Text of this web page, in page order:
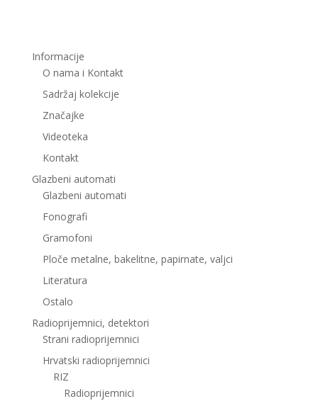
Informacije
O nama i Kontakt
Sadržaj kolekcije
Značajke
Videoteka
Kontakt
Glazbeni automati
Glazbeni automati
Fonografi
Gramofoni
Ploče metalne, bakelitne, papirnate, valjci
Literatura
Ostalo
Radioprijemnici, detektori
Strani radioprijemnici
Hrvatski radioprijemnici
RIZ
Radioprijemnici